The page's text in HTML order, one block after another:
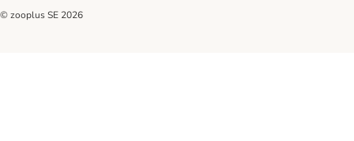
© zooplus SE 2026